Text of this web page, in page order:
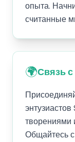
опыта.
считанные
🌍Связь
творениями
Общайтесь